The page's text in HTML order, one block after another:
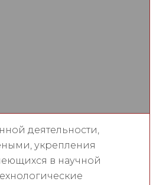
деятельности,
укрепления
в научной